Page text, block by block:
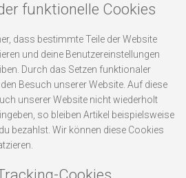
funktionelle Cookies
dass bestimmte Teile der Website
und deine Benutzereinstellungen
Durch das Setzen funktionaler
Besuch unserer Website. Auf diese
unserer Website nicht wiederholt
so bleiben Artikel beispielsweise
bezahlst. Wir können diese Cookies